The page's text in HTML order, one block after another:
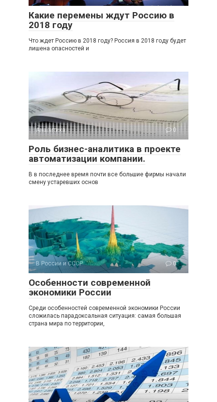
Какие перемены ждут Россию в
2018 году
Что ждет Россию в 2018 году? Россия в 2018 году будет
лишена опасностей и
Аналитика 0
Роль бизнес-аналитика в проекте
автоматизации компании.
В в последнее время почти все большие фирмы начали
смену устаревших основ
В России и СССР 0
Особенности современной
экономики России
Среди особенностей современной экономики России
сложилась парадоксальная ситуация: самая большая
страна мира по территории,